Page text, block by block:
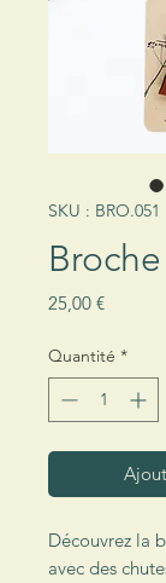
SKU : BRO.051
25,00 €Prix
Quantité *
Découvrez la
avec des